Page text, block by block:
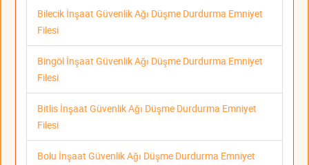
Bilecik İnşaat Güvenlik Ağı Düşme Durdurma Emniyet
Filesi
Bingöl İnşaat Güvenlik Ağı Düşme Durdurma Emniyet
Filesi
Bitlis İnşaat Güvenlik Ağı Düşme Durdurma Emniyet
Filesi
Bolu İnşaat Güvenlik Ağı Düşme Durdurma Emniyet